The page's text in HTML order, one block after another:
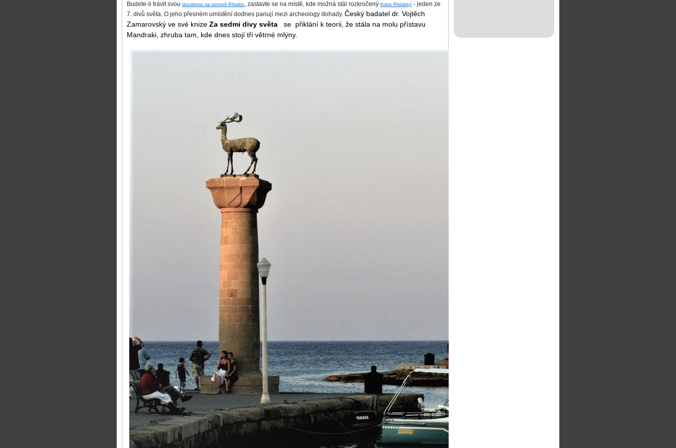
Budete-li trávit svou dovolenou na ostrově Rhodos, zastavte se na místě, kde možná stál rozkročený Kolos Rhódský - jeden ze
7. divů světa. O jeho přesném umístění dodnes panují mezi archeology dohady. Český badatel dr. Vojtěch
Zamarovský ve své knize Za sedmi divy světa se přiklání k teorii, že stála na molu přístavu
Mandraki, zhruba tam, kde dnes stojí tři větrné mlýny.